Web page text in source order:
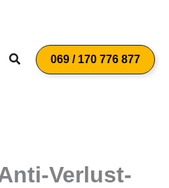
Suchen069 / 170 776 877
Verlust-